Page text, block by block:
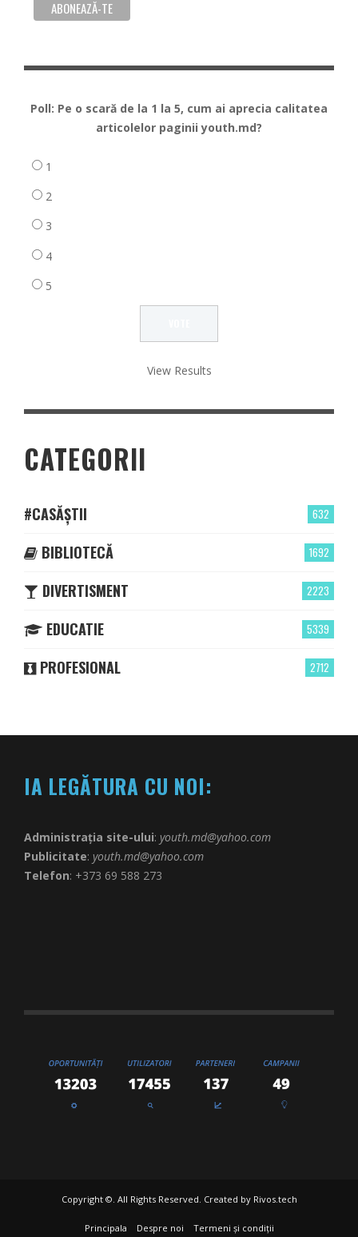
Poll: Pe o scară de la 1 la 5, cum ai aprecia calitatea
articolelor paginii youth.md?
1
2
3
4
5
View Results
CATEGORII
632
#CASĂȘTII
1692
BIBLIOTECĂ
2223
DIVERTISMENT
5339
EDUCATIE
2712
PROFESIONAL
IA LEGĂTURA CU NOI:
Administrația site-ului: youth.md@yahoo.com
Publicitate: youth.md@yahoo.com
Telefon: +373 69 588 273
Copyright ©. All Rights Reserved. Created by Rivos.tech
Principala Despre noi Termeni și condiții